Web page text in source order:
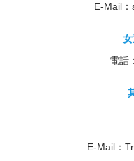
E-Mail：
電話
E-Mail：